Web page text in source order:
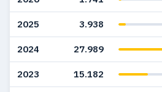
2025 3.938
2024 27.989
2023 15.182